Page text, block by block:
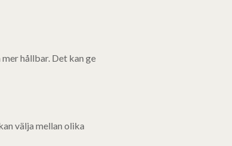
hållbar. Det kan ge
välja mellan olika